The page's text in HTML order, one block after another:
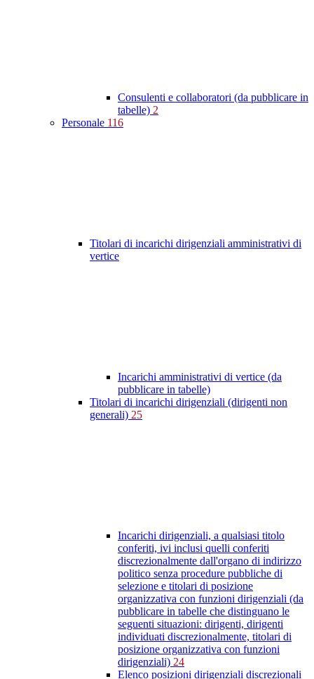
Consulenti e collaboratori (da pubblicare in
tabelle) 2
Personale 116
Titolari di incarichi dirigenziali amministrativi di
vertice
Incarichi amministrativi di vertice (da
pubblicare in tabelle)
Titolari di incarichi dirigenziali (dirigenti non
generali) 25
Incarichi dirigenziali, a qualsiasi titolo
conferiti, ivi inclusi quelli conferiti
discrezionalmente dall'organo di indirizzo
politico senza procedure pubbliche di
selezione e titolari di posizione
organizzativa con funzioni dirigenziali (da
pubblicare in tabelle che distinguano le
seguenti situazioni: dirigenti, dirigenti
individuati discrezionalmente, titolari di
posizione organizzativa con funzioni
dirigenziali) 24
Elenco posizioni dirigenziali discrezionali